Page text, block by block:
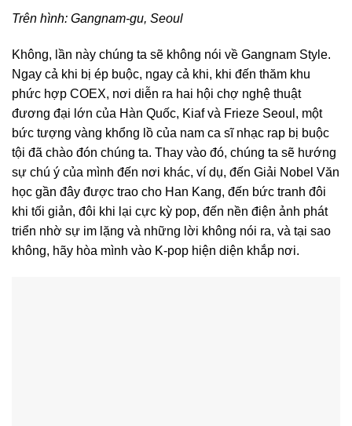
Trên hình: Gangnam-gu, Seoul
Không, lần này chúng ta sẽ không nói về Gangnam Style.
Ngay cả khi bị ép buộc, ngay cả khi, khi đến thăm khu
phức hợp COEX, nơi diễn ra hai hội chợ nghệ thuật
đương đại lớn của Hàn Quốc, Kiaf và Frieze Seoul, một
bức tượng vàng khổng lồ của nam ca sĩ nhạc rap bị buộc
tội đã chào đón chúng ta. Thay vào đó, chúng ta sẽ hướng
sự chú ý của mình đến nơi khác, ví dụ, đến Giải Nobel Văn
học gần đây được trao cho Han Kang, đến bức tranh đôi
khi tối giản, đôi khi lại cực kỳ pop, đến nền điện ảnh phát
triển nhờ sự im lặng và những lời không nói ra, và tại sao
không, hãy hòa mình vào K-pop hiện diện khắp nơi.